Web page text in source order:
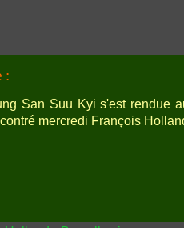
:
San Suu Kyi s'est rendue
mercredi François